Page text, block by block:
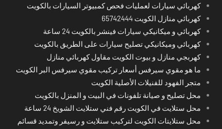
كهربائي سيارات لعمليات فحص كمبيوتر السيارات بالكويت
كهربائي منازل الكويت 65742444
كهربائي و ميكانيكي سيارات فينشر بالكويت 24 ساعة
كهربائي وميكانيكي تصليح سيارات على الطريق بالكويت
كهربجي منازل و بيوت الكويت مقاول كهربائي منازل
ما هو مقوي سيرفس أسعار تركيب مقوي سيرفس البر الكويت
متجر الفهود للفنيلات الأصلية الكويت
محل تصليح و صيانة تلفونات في البيت و المنزل بالكويت
محل ستلايت في الكويت رقم فني ستلايت الشويخ 24 ساعة
محل ستلايتات الكويت لتركيب ستلايت و رسيفر وتمديد قسائم